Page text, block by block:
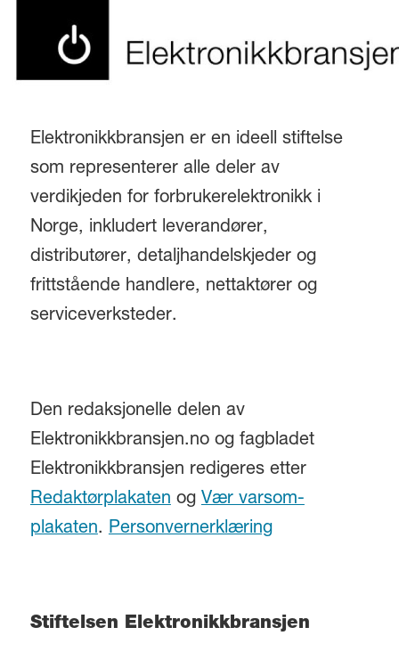
Elektronikkbransjen er en ideell stiftelse
som representerer alle deler av
verdikjeden for forbrukerelektronikk i
Norge, inkludert leverandører,
distributører, detaljhandelskjeder og
frittstående handlere, nettaktører og
serviceverksteder.
Den redaksjonelle delen av
Elektronikkbransjen.no og fagbladet
Elektronikkbransjen redigeres etter
Redaktørplakatenog Vær varsom-
plakaten. Personvernerklæring
Stiftelsen Elektronikkbransjen